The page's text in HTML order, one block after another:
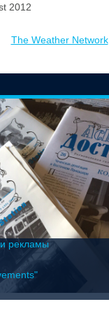
2012
The Weather Network
рекламы